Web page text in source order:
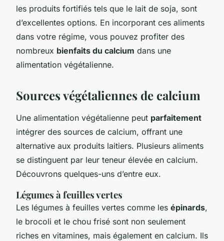
les produits fortifiés tels que le lait de soja, sont
d’excellentes options. En incorporant ces aliments
dans votre régime, vous pouvez profiter des
nombreux bienfaits du calcium dans une
alimentation végétalienne.
Sources végétaliennes de calcium
Une alimentation végétalienne peut parfaitement
intégrer des sources de calcium, offrant une
alternative aux produits laitiers. Plusieurs aliments
se distinguent par leur teneur élevée en calcium.
Découvrons quelques-uns d’entre eux.
Légumes à feuilles vertes
Les légumes à feuilles vertes comme les épinards,
le brocoli et le chou frisé sont non seulement
riches en vitamines, mais également en calcium. Ils